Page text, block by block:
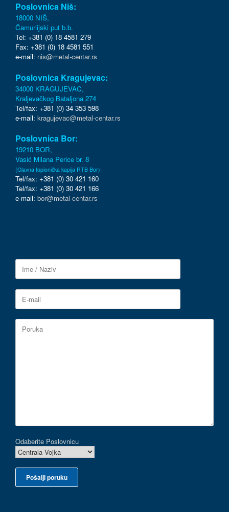
Poslovnica Niš:
18000 NIŠ,
Čamurlijski put b.b.
Tel: +381 (0) 18 4581 279
Fax: +381 (0) 18 4581 551
e-mail: nis@metal-centar.rs
Poslovnica Kragujevac:
34000 KRAGUJEVAC,
Kraljevačkog Bataljona 274
Tel/fax: +381 (0) 34 353 598
e-mail: kragujevac@metal-centar.rs
Poslovnica Bor:
19210 BOR,
Vasić Milana Perice br. 8
(Glavna topionička kapija RTB Bor)
Tel/fax: +381 (0) 30 421 160
Tel/fax: +381 (0) 30 421 166
e-mail: bor@metal-centar.rs
Odaberite Poslovnicu